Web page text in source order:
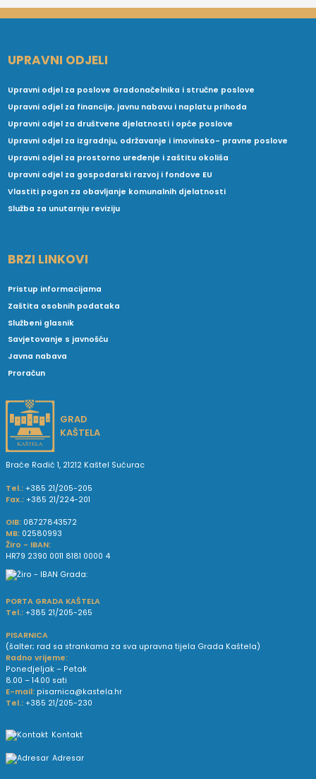
UPRAVNI ODJELI
Upravni odjel za poslove Gradonačelnika i stručne poslove
Upravni odjel za financije, javnu nabavu i naplatu prihoda
Upravni odjel za društvene djelatnosti i opće poslove
Upravni odjel za izgradnju, održavanje i imovinsko- pravne poslove
Upravni odjel za prostorno uređenje i zaštitu okoliša
Upravni odjel za gospodarski razvoj i fondove EU
Vlastiti pogon za obavljanje komunalnih djelatnosti
Služba za unutarnju reviziju
BRZI LINKOVI
Pristup informacijama
Zaštita osobnih podataka
Službeni glasnik
Savjetovanje s javnošću
Javna nabava
Proračun
GRAD
KAŠTELA
Braće Radić 1, 21212 Kaštel Sućurac
Tel.: +385 21/205-205
Fax.: +385 21/224-201
OIB: 08727843572
MB: 02580993
Žiro - IBAN:
HR79 2390 0011 8181 0000 4
PORTA GRADA KAŠTELA
Tel.: +385 21/205-265
PISARNICA
(šalter; rad sa strankama za sva upravna tijela Grada Kaštela)
Radno vrijeme:
Ponedjeljak – Petak
8.00 – 14.00 sati
E-mail: pisarnica@kastela.hr
Tel.: +385 21/205-230
Kontakt
Adresar